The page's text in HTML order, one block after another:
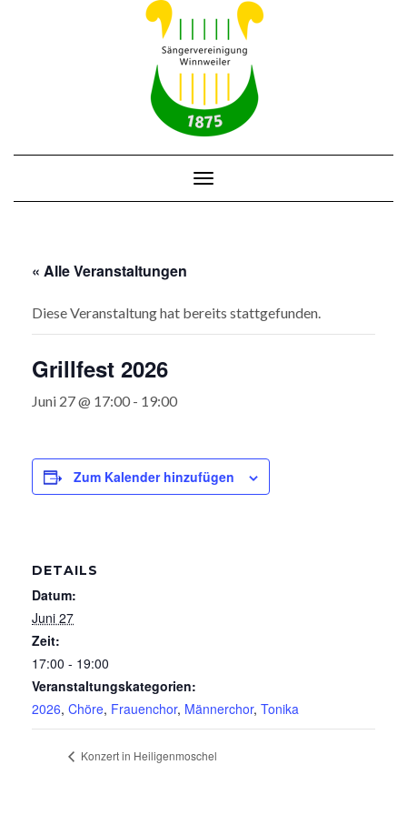
Toggle Navigation
« Alle Veranstaltungen
Diese Veranstaltung hat bereits stattgefunden.
Grillfest 2026
Juni 27 @ 17:00 - 19:00
Zum Kalender hinzufügen
DETAILS
Datum:
Juni 27
Zeit:
17:00 - 19:00
Veranstaltungskategorien:
2026, Chöre, Frauenchor, Männerchor, Tonika
Konzert in Heiligenmoschel